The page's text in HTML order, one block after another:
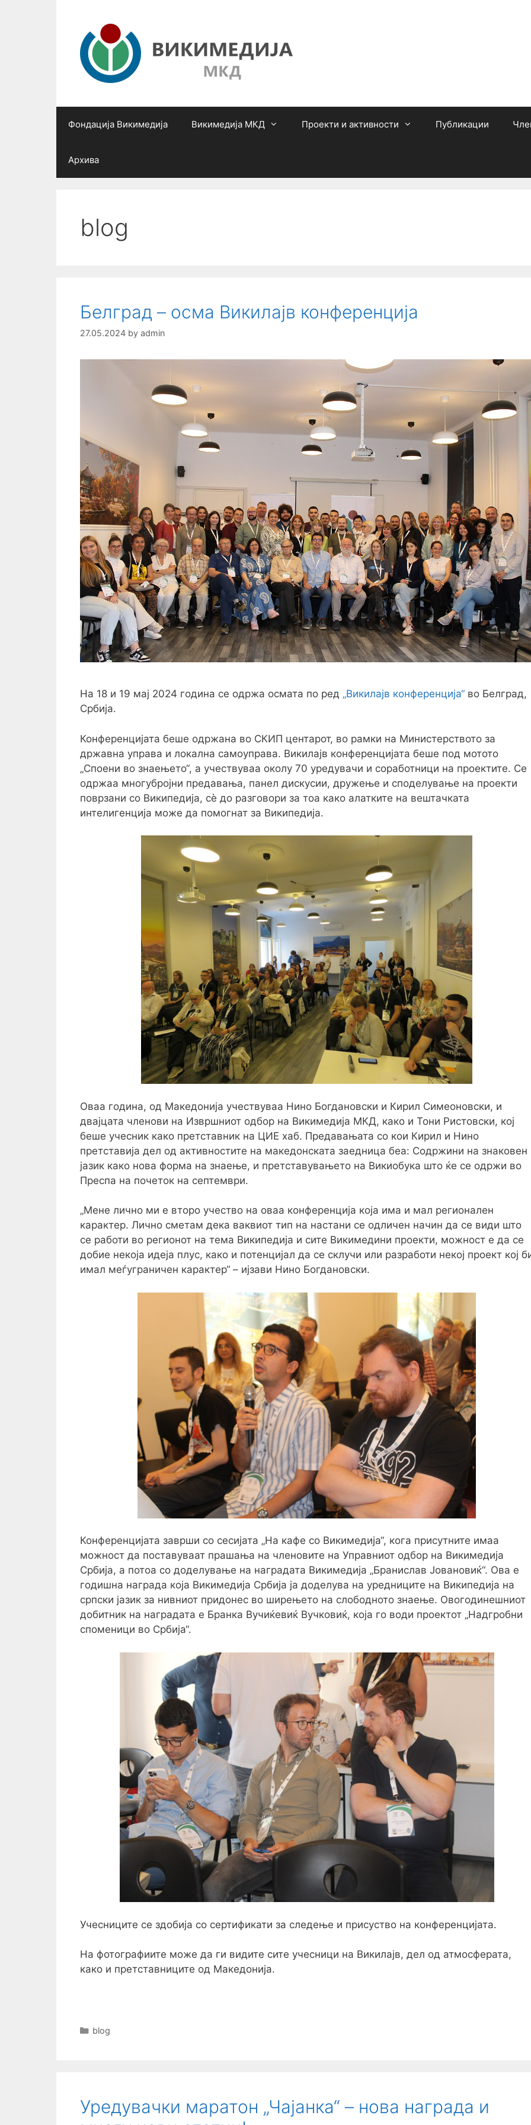
Фондација Викимедија Викимедија МКД Проекти и активности Публикации
Архива
blog
Белград – осма Викилајв конференција
27.05.2024 by admin
На 18 и 19 мај 2024 година се одржа осмата по ред „Викилајв конференција“во Белград,
Србија.
Конференцијата беше одржана во СКИП центарот, во рамки на Министерството за
државна управа и локална самоуправа. Викилајв конференцијата беше под мотото
„Споени во знаењето“, а учествуваа околу 70 уредувачи и соработници на проектите. Се
одржаа многубројни предавања, панел дискусии, дружење и споделување на проекти
поврзани со Википедија, сè до разговори за тоа како алатките на вештачката
интелигенција може да помогнат за Википедија.
Оваа година, од Македонија учествуваа Нино Богдановски и Кирил Симеоновски, и
двајцата членови на Извршниот одбор на Викимедија МКД, како и Тони Ристовски, кој
беше учесник како претставник на ЦИЕ хаб. Предавањата со кои Кирил и Нино
претставија дел од активностите на македонската заедница беа: Содржини на знаковен
јазик како нова форма на знаење, и претставувањето на Викиобука што ќе се одржи во
Преспа на почеток на септември.
„Мене лично ми е второ учество на оваа конференција која има и мал регионален
карактер. Лично сметам дека ваквиот тип на настани се одличен начин да се види што
се работи во регионот на тема Википедија и сите Викимедини проекти, можност е да се
добие некоја идеја плус, како и потенцијал да се склучи или разработи некој проект кој
имал меѓуграничен карактер“ – ијзави Нино Богдановски.
Конференцијата заврши со сесијата „На кафе со Викимедија“, кога присутните имаа
можност да поставуваат прашања на членовите на Управниот одбор на Викимедија
Србија, а потоа со доделување на наградата Викимедија „Бранислав Јовановиќ“. Ова е
годишна награда која Викимедија Србија ја доделува на уредниците на Википедија на
српски јазик за нивниот придонес во ширењето на слободното знаење. Овогодинешниот
добитник на наградата е Бранка Вучиќевиќ Вучковиќ, која го води проектот „Надгробни
споменици во Србија“.
Учесниците се здобија со сертификати за следење и присуство на конференцијата.
На фотографиите може да ги видите сите учесници на Викилајв, дел од атмосферата,
како и претставниците од Македонија.
Categories
blog
Уредувачки маратон „Чајанка“ – нова награда и